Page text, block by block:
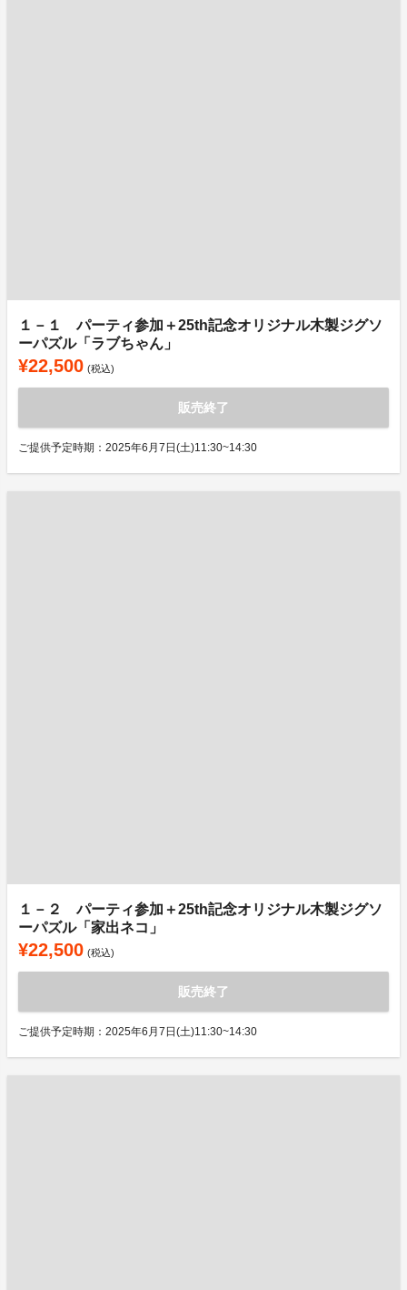
１－１ パーティ参加＋25th記念オリジナル木製ジグソ
ーパズル「ラブちゃん」
¥22,500 (税込)
販売終了
ご提供予定時期：2025年6月7日(土)11:30~14:30
１－２ パーティ参加＋25th記念オリジナル木製ジグソ
ーパズル「家出ネコ」
¥22,500 (税込)
販売終了
ご提供予定時期：2025年6月7日(土)11:30~14:30